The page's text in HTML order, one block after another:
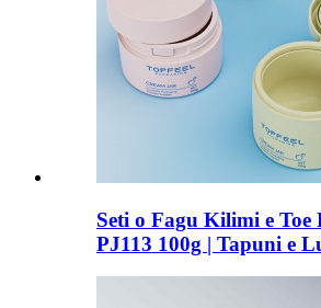
Seti o Fagu Kilimi e
PJ113 100g | Tapuni e